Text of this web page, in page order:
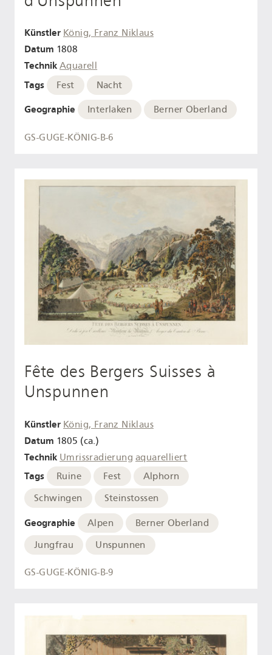
Künstler König, Franz Niklaus
Datum 1808
Technik Aquarell
Tags Fest Nacht
Geographie Interlaken Berner Oberland
GS-GUGE-KÖNIG-B-6
Fête des Bergers Suisses à
Unspunnen
Künstler König, Franz Niklaus
Datum 1805 (ca.)
Technik Umrissradierung aquarelliert
Tags Ruine Fest
Alphorn
Schwingen
Steinstossen
Geographie Alpen
Berner Oberland
Jungfrau
Unspunnen
GS-GUGE-KÖNIG-B-9